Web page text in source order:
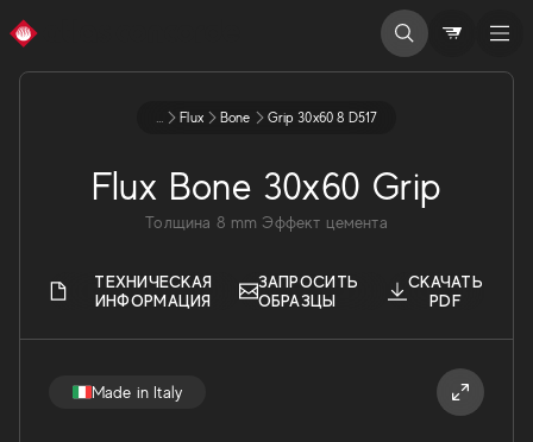
Made in Italy
... Flux Bone Grip 30x60 8 D517
Flux Bone 30x60 Grip
Толщина 8 mm Эффект цемента
ТЕХНИЧЕСКАЯ
ИНФОРМАЦИЯ
ЗАПРОСИТЬ
ОБРАЗЦЫ
СКАЧАТЬ
PDF